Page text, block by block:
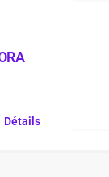
Détails